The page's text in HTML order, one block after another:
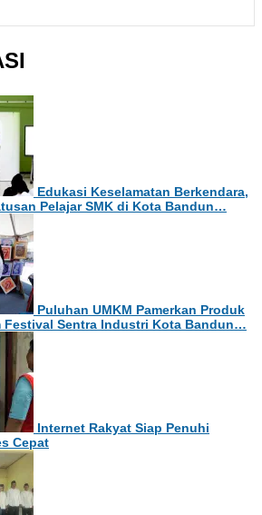
Edukasi Keselamatan Berkendara,
Pelajar SMK di Kota Bandun…
Puluhan UMKM Pamerkan Produk
Festival Sentra Industri Kota Bandun…
Internet Rakyat Siap Penuhi
Cepat